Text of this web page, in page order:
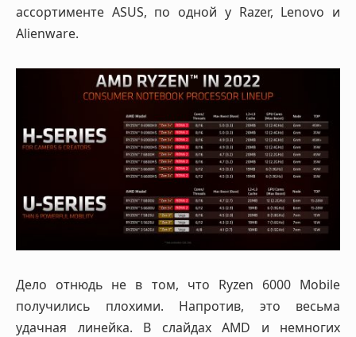
ассортименте ASUS, по одной у Razer, Lenovo и
Alienware.
Дело отнюдь не в том, что Ryzen 6000 Mobile
получились плохими. Напротив, это весьма
удачная линейка. В слайдах AMD и немногих